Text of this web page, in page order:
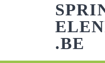
.BE